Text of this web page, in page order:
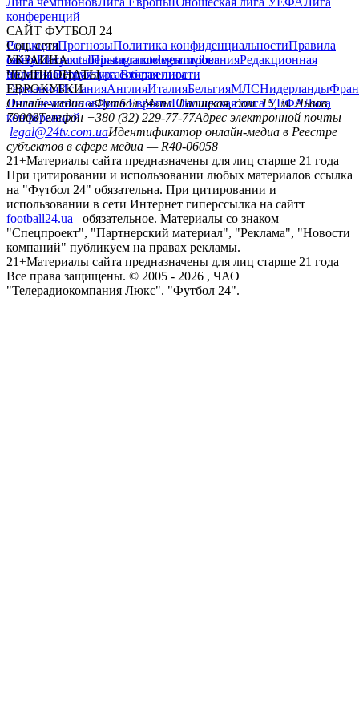
конференций
САЙТ ФУТБОЛ 24
РедакцияПрогнозыПолитика конфиденциальностиПравила
сайтуКонтактыПравила комментированияРедакционная
политикаСтруктура собственности
Соц. сети
facebookxyoutubeinstagramtelegramviber
УКРАИНА
УкраинаПервая лигаВторая лига
ЧЕМПИОНАТЫ
ГерманияИспанияАнглияИталияБельгияМЛСНидерланды
ЕВРОКУБКИ
Лига чемпионовЛига ЕвропыЮношеская лига УЕФАЛига
конференций
Онлайн-медиа «Футбол 24»пл. Галицкая, дом. 15, м. Львов,
79008Телефон +380 (32) 229-77-77Адрес электронной почты
legal@24tv.com.uaИдентификатор онлайн-медиа в Реестре
субъектов в сфере медиа — R40-06058
21+Материалы сайта предназначены для лиц старше 21 года
При цитировании и использовании любых материалов ссылка
на "Футбол 24" обязательна. При цитировании и
использовании в сети Интернет гиперссылка на сайтт
football24.ua
обязательное. Материалы со знаком
"Спецпроект", "Партнерский материал", "Реклама", "Новости
компаний" публикуем на правах рекламы.
21+Материалы сайта предназначены для лиц старше 21 года
Все права защищены. © 2005 - 2026 , ЧАО
"Телерадиокомпания Люкс". "Футбол 24".